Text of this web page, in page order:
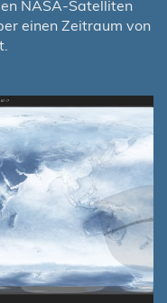
NASA-Satelliten
einen Zeitraum von